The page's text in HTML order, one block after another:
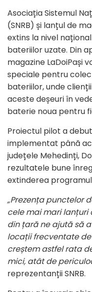
Asociația Sistemul
(SNRB) și lanțul de
extins la nivel
bateriilor uzate. Din
magazine LaDoiPași
speciale pentru
bateriilor, unde
aceste deșeuri în
baterie noua pentru
Proiectul pilot a
implementat până
județele Mehedinți,
rezultatele bune
extinderea
„Prezența punctelor
cele mai mari lanțuri
din țară ne ajută să
locații frecventate
creștem astfel rata
mici, atât de
reprezentanții SNRB.